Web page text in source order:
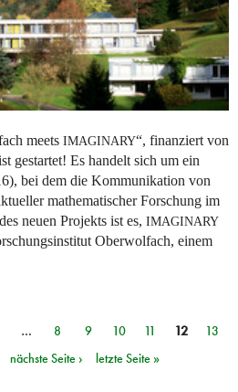
meets IMAGINARY“, finanziert von
gestartet! Es handelt sich um ein
bei dem die Kommunikation von
mathematischer Forschung im
neuen Projekts ist es, IMAGINARY
Oberwolfach, einem
… 8 9 10 11 12
13
nächste Seite › letzte Seite »